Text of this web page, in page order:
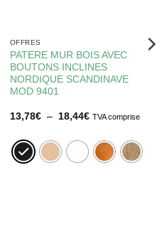
OFFRES
PATERE MUR BOIS AVEC
BOUTONS INCLINES
NORDIQUE SCANDINAVE
MOD 9401
13,78€ – 18,44€Plage
13,78€
à
18,44€
TVA comprise